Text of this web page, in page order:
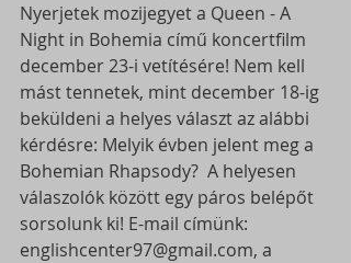
Nyerjetek mozijegyet a Queen - A
Night in Bohemia című koncertfilm
december 23-i vetítésére! Nem kell
mást tennetek, mint december 18-ig
beküldeni a helyes választ az alábbi
kérdésre: Melyik évben jelent meg a
Bohemian Rhapsody?  A helyesen
válaszolók között egy páros belépőt
sorsolunk ki! E-mail címünk:
englishcenter97@gmail.com, a